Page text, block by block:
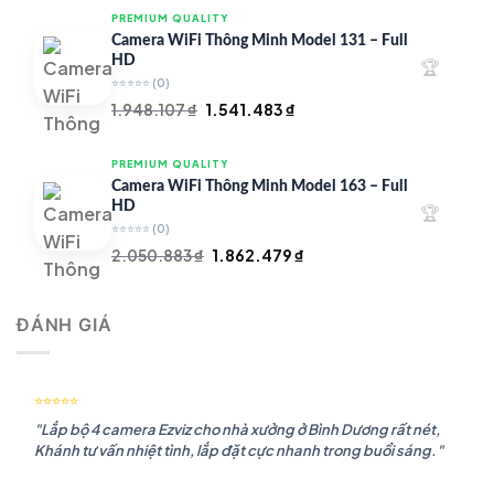
là:
2.544.745 ₫.
là:
PREMIUM QUALITY
Camera WiFi Thông Minh Model 131 – Full
HD
⭐⭐⭐⭐⭐ (0)
1.948.107₫ Giá
là:
1.948.107 ₫.
1.541.483₫
là:
🏆
PREMIUM QUALITY
Camera WiFi Thông Minh Model 163 – Full
HD
⭐⭐⭐⭐⭐ (0)
2.050.883₫ Giá
1.862.479₫
🏆
ĐÁNH GIÁ
⭐⭐⭐⭐⭐
"Lắp bộ 4 camera Ezviz cho nhà xưởng ở Bình Dương rất nét,
Khánh tư vấn nhiệt tình, lắp đặt cực nhanh trong buổi sáng."